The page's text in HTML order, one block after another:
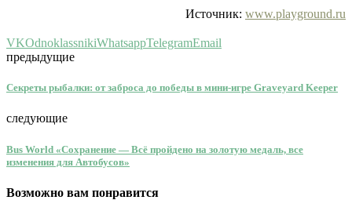
Источник: www.playground.ru
VKOdnoklassnikiWhatsappTelegramEmail
предыдущие
Секреты рыбалки: от заброса до победы в мини-игре Graveyard Keeper
следующие
Bus World «Сохранение — Всё пройдено на золотую медаль, все
изменения для Автобусов»
Возможно вам понравится